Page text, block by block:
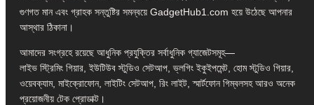
গুণগত মান এবং গ্রাহক সন্তুষ্টির সমন্বয়ে GadgetHub1.com হয়ে উঠেছে আপনার
আস্থার ঠিকানা।
আমাদের সংগ্রহে রয়েছে আধুনিক প্রযুক্তির সর্বাধুনিক গ্যাজেটসমূহ—
লাইভ স্ট্রিমিং গিয়ার, ইউটিউব স্টুডিও সেটআপ, ভ্লগিং ইকুইপমেন্ট, হোম স্টুডিও গিয়ার,
ওয়েবক্যাম, মাইক্রোফোন, লাইটিং সেটআপ, রিং লাইট, স্মার্টফোন গিম্বলসহ আরও অনেক
প্রয়োজনীয় টেক প্রোডাক্ট।